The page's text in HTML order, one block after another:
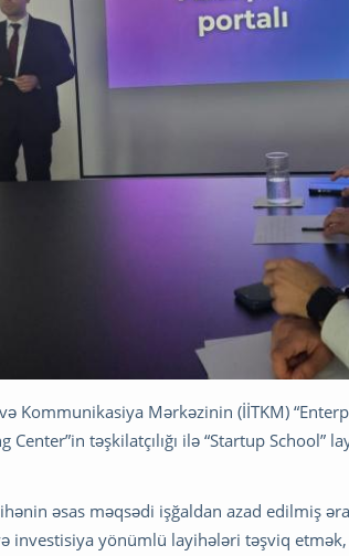
Kommunikasiya Mərkəzinin (İİTKM)
Center”in təşkilatçılığı ilə “Startup School”
əsas məqsədi işğaldan azad edilmiş
investisiya yönümlü layihələri təşviq